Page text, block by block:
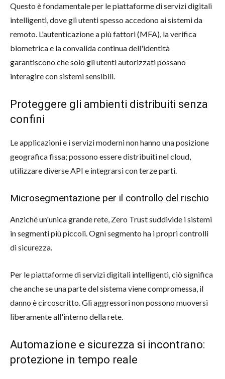
Questo è fondamentale per le piattaforme di servizi digitali
intelligenti, dove gli utenti spesso accedono ai sistemi da
remoto. L'autenticazione a più fattori (MFA), la verifica
biometrica e la convalida continua dell'identità
garantiscono che solo gli utenti autorizzati possano
interagire con sistemi sensibili.
Proteggere gli ambienti distribuiti senza
confini
Le applicazioni e i servizi moderni non hanno una posizione
geografica fissa; possono essere distribuiti nel cloud,
utilizzare diverse API e integrarsi con terze parti.
Microsegmentazione per il controllo del rischio
Anziché un'unica grande rete, Zero Trust suddivide i sistemi
in segmenti più piccoli. Ogni segmento ha i propri controlli
di sicurezza.
Per le piattaforme di servizi digitali intelligenti, ciò significa
che anche se una parte del sistema viene compromessa, il
danno è circoscritto. Gli aggressori non possono muoversi
liberamente all'interno della rete.
Automazione e sicurezza si incontrano:
protezione in tempo reale